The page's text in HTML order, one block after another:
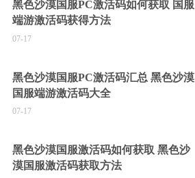
黑色沙漠国服PC激活码如何获取 国服
端游激活码获得方法
07-17
黑色沙漠国服PC激活码汇总 黑色沙漠
国服端游激活码大全
07-17
黑色沙漠国服激活码如何获取 黑色沙
漠国服激活码获取方法